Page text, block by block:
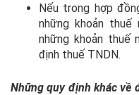
Nếu trong hợp
những khoản
những khoản thuế
định thuế TNDN.
Những quy định khác về